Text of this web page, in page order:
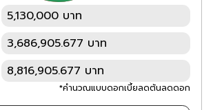
5,130,000 บาท
3,686,905.677 บาท
8,816,905.677 บาท
*คำนวณแบบดอกเบี้ยลดต้นลดดอก